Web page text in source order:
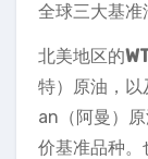
全球三大基准
北美地区的
特）原油，
an（阿曼）
价基准品种。